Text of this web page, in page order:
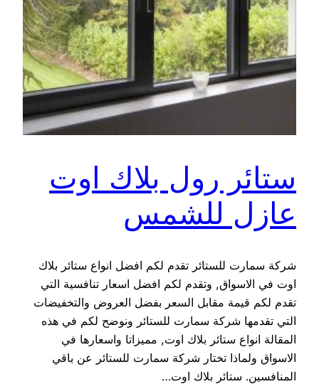
ستائر رول بلاك اوت
عازل للشمس
شركة سمارت للستائر تقدم لكم افضل انواع ستائر بلاك
اوت في الاسواق, وتقدم لكم افضل اسعار تنافسية التي
تقدم لكم قيمة مقابل السعر بفضل العروض والتخفيضات
التي تقدمها شركة سمارت للستائر ونوضح لكم في هذه
المقالة انواع ستائر بلاك اوت, مميزاتا واسعارها في
الاسواق ولماذا تختار شركة سمارت للستائر عن باقي
المنافسين. ستائر بلاك اوت…